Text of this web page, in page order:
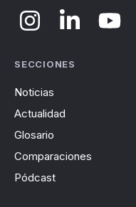
SECCIONES
Noticias
Actualidad
Glosario
Comparaciones
Pódcast